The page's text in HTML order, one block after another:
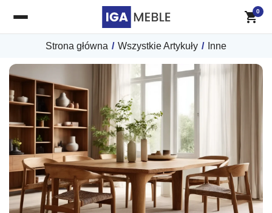
Strona główna / Wszystkie Artykuły / Inne
0